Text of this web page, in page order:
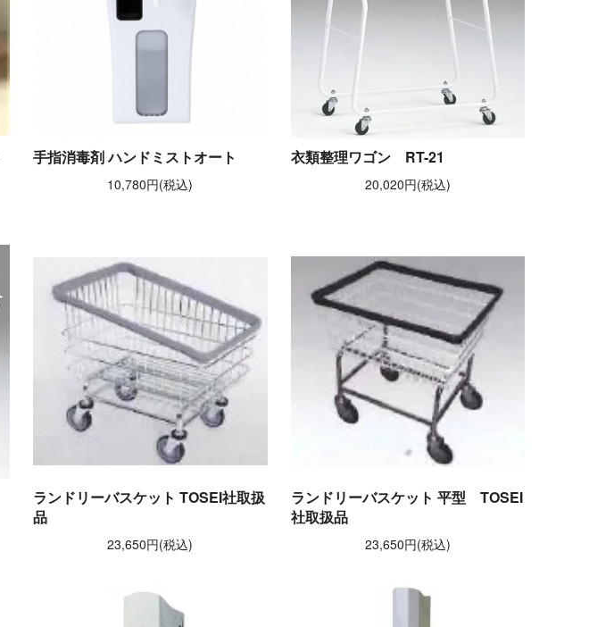
手指消毒剤 ハンドミストオート
10,780円(税込)
衣類整理ワゴン RT-21
20,020円(税込)
ランドリーバスケット TOSEI社取扱
品
23,650円(税込)
ランドリーバスケット 平型 TOSEI
社取扱品
23,650円(税込)